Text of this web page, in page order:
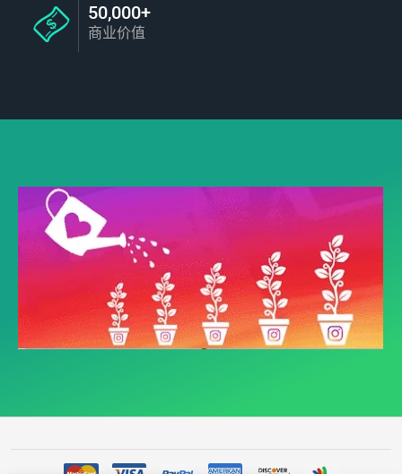
50,000+
商业价值